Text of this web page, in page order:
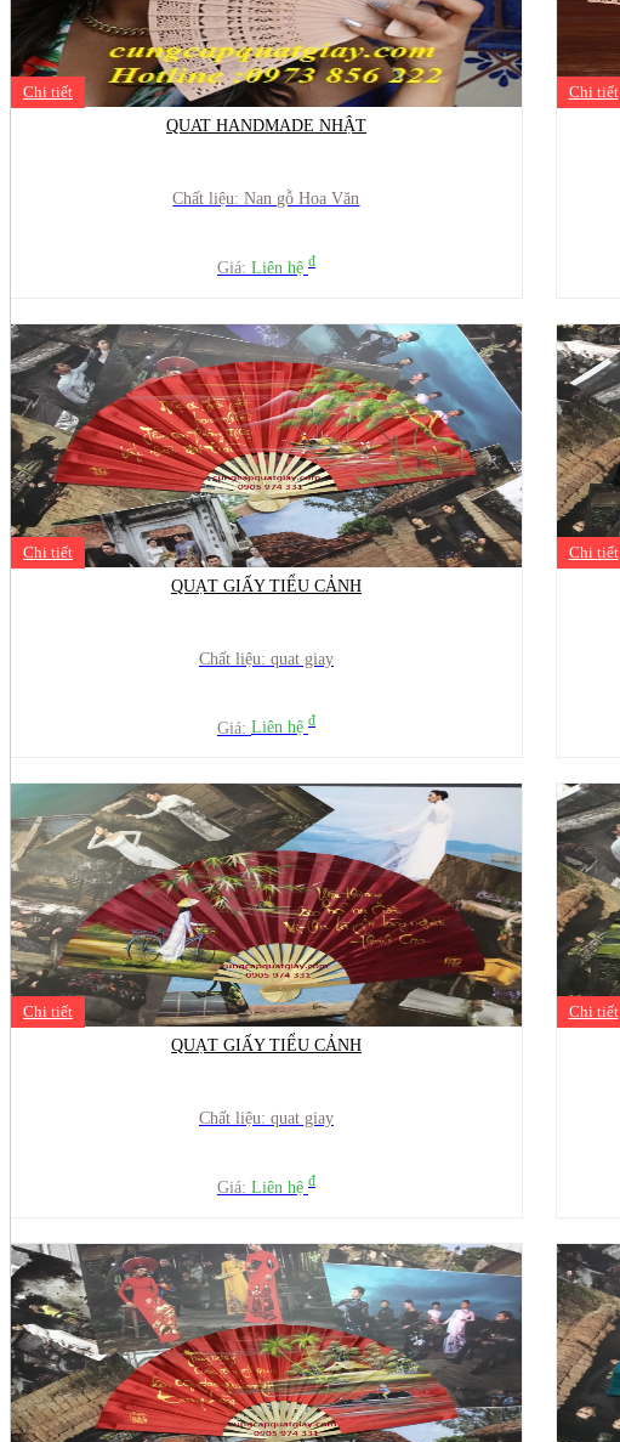
Chi tiết
QUAT HANDMADE NHẬT
Chất liệu: Nan gỗ Hoa Văn
Giá: Liên hệ đ
Chi tiết
Chi tiết
QUẠT GIẤY TIỂU CẢNH
Chất liệu: quat giay
Giá: Liên hệ đ
Chi tiết
Chi tiết
QUẠT GIẤY TIỂU CẢNH
Chất liệu: quat giay
Giá: Liên hệ đ
Chi tiết